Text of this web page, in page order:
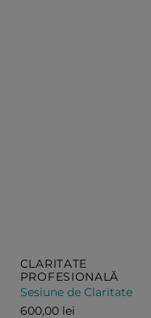
CLARITATE
PROFESIONALĂ
Sesiune de Claritate
600,00 lei